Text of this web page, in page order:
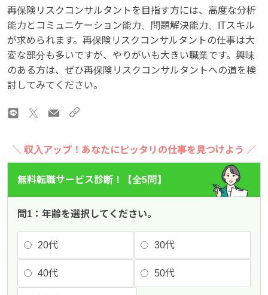
再保険リスクコンサルタントを目指す方には、高度な分析
能力とコミュニケーション能力、問題解決能力、ITスキル
が求められます。再保険リスクコンサルタントの仕事は大
変な部分も多いですが、やりがいも大きい職業です。興味
のある方は、ぜひ再保険リスクコンサルタントへの道を検
討してみてください。
＼ 収入アップ！あなたにピッタリの仕事を見つけよう ／
無料転職サービス診断！【全5問】
問1：年齢を選択してください。
20代 30代
40代 50代